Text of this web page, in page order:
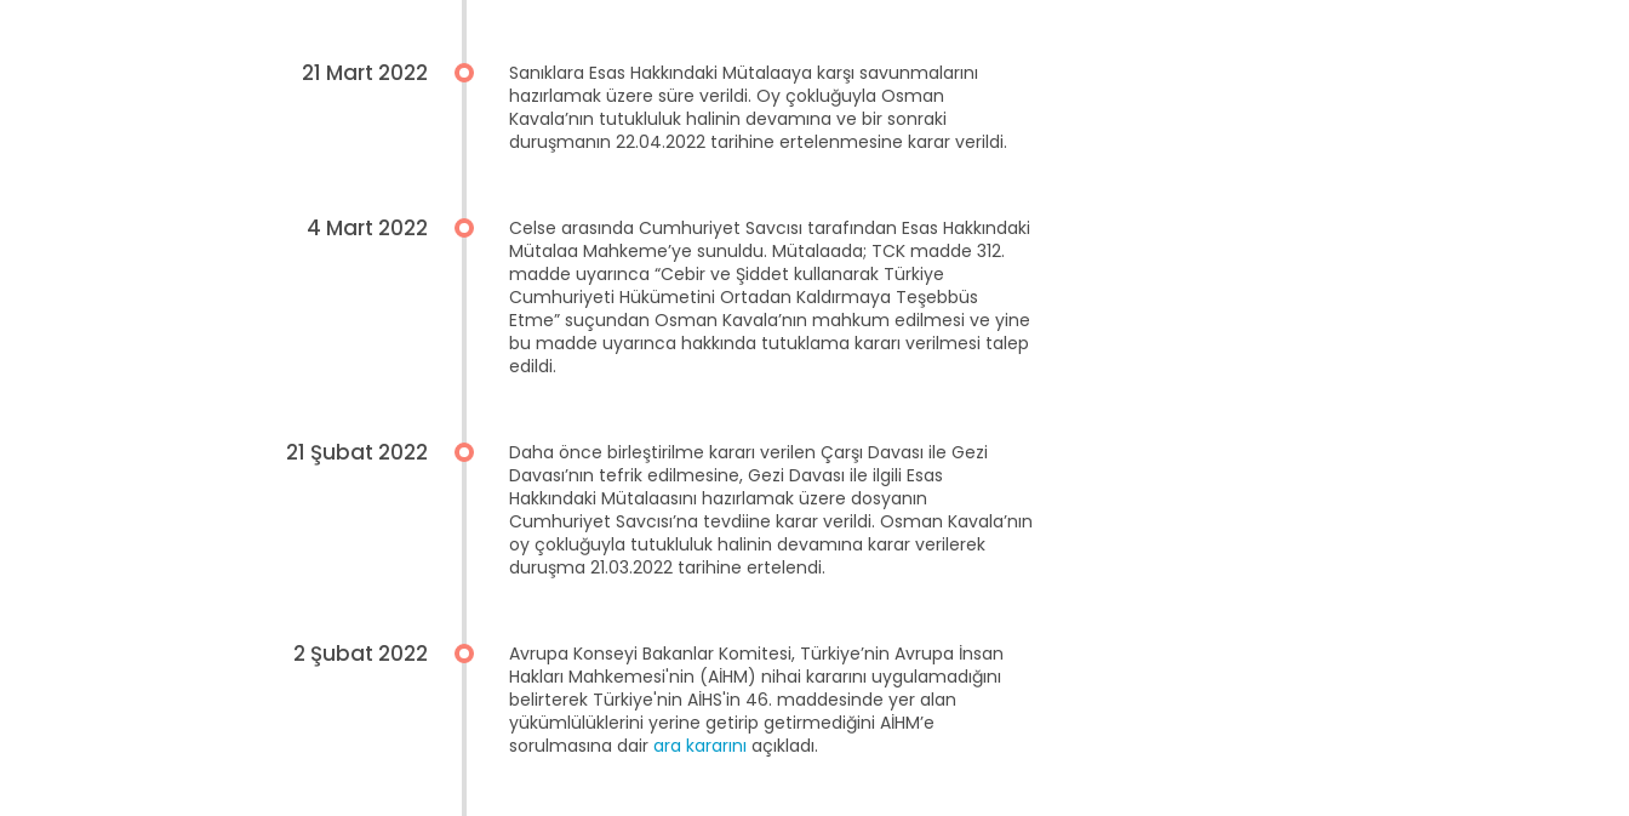
21 Mart 2022
Sanıklara Esas Hakkındaki Mütalaaya karşı savunmalarını
hazırlamak üzere süre verildi. Oy çokluğuyla Osman
Kavala’nın tutukluluk halinin devamına ve bir sonraki
duruşmanın 22.04.2022 tarihine ertelenmesine karar verildi.
4 Mart 2022
Celse arasında Cumhuriyet Savcısı tarafından Esas Hakkındaki
Mütalaa Mahkeme’ye sunuldu. Mütalaada; TCK madde 312.
madde uyarınca “Cebir ve Şiddet kullanarak Türkiye
Cumhuriyeti Hükümetini Ortadan Kaldırmaya Teşebbüs
Etme” suçundan Osman Kavala’nın mahkum edilmesi ve yine
bu madde uyarınca hakkında tutuklama kararı verilmesi talep
edildi.
21 Şubat 2022
Daha önce birleştirilme kararı verilen Çarşı Davası ile Gezi
Davası’nın tefrik edilmesine, Gezi Davası ile ilgili Esas
Hakkındaki Mütalaasını hazırlamak üzere dosyanın
Cumhuriyet Savcısı’na tevdiine karar verildi. Osman Kavala’nın
oy çokluğuyla tutukluluk halinin devamına karar verilerek
duruşma 21.03.2022 tarihine ertelendi.
2 Şubat 2022
Avrupa Konseyi Bakanlar Komitesi, Türkiye’nin Avrupa İnsan
Hakları Mahkemesi'nin (AİHM) nihai kararını uygulamadığını
belirterek Türkiye'nin AİHS'in 46. maddesinde yer alan
yükümlülüklerini yerine getirip getirmediğini AİHM’e
sorulmasına dair ara kararını açıkladı.